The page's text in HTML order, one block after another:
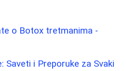
o Botox tretmanima -
Saveti i Preporuke za Svaki